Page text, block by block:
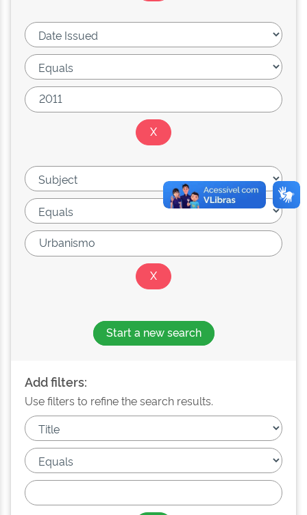
Start a new search
Add filters:
Use filters to refine the search results.